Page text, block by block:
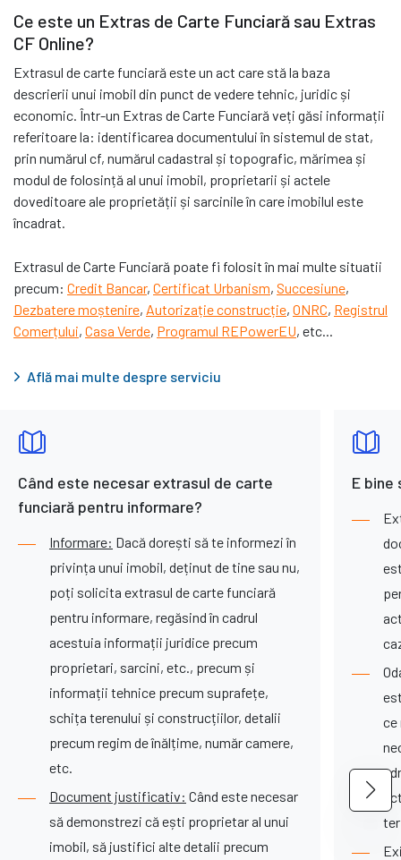
Ce este un Extras de Carte Funciară sau Extras
CF Online?
Extrasul de carte funciară este un act care stă la baza
descrierii unui imobil din punct de vedere tehnic, juridic și
economic. Într-un Extras de Carte Funciară veți găsi informații
referitoare la: identificarea documentului în sistemul de stat,
prin numărul cf, numărul cadastral și topografic, mărimea și
modul de folosință al unui imobil, proprietarii și actele
doveditoare ale proprietății și sarcinile în care imobilul este
încadrat.
Extrasul de Carte Funciară poate fi folosit în mai multe situatii
precum: Credit Bancar, Certificat Urbanism, Succesiune,
Dezbatere moștenire, Autorizație construcție, ONRC, Registrul
Comerțului, Casa Verde, Programul REPowerEU, etc...
Află mai multe despre serviciu
Când este necesar extrasul de carte
funciară pentru informare?
Informare: Dacă dorești să te informezi în
privința unui imobil, deținut de tine sau nu,
poți solicita extrasul de carte funciară
pentru informare, regăsind în cadrul
acestuia informații juridice precum
proprietari, sarcini, etc., precum și
informații tehnice precum suprafețe,
schița terenului și construcțiilor, detalii
precum regim de înălțime, număr camere,
etc.
Document justificativ: Când este necesar
să demonstrezi că ești proprietar al unui
imobil, să justifici alte detalii precum
E bine
ce